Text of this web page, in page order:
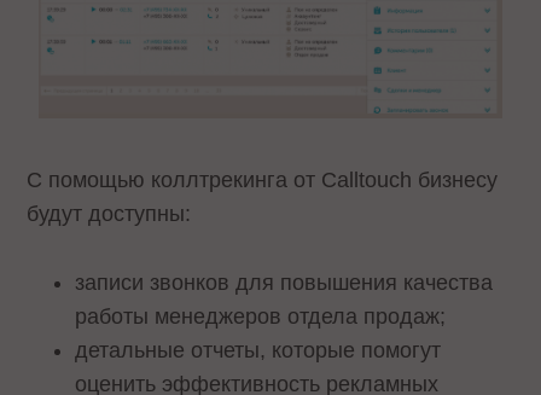
С помощью коллтрекинга от Calltouch бизнесу
будут доступны:
записи звонков для повышения качества
работы менеджеров отдела продаж;
детальные отчеты, которые помогут
оценить эффективность рекламных